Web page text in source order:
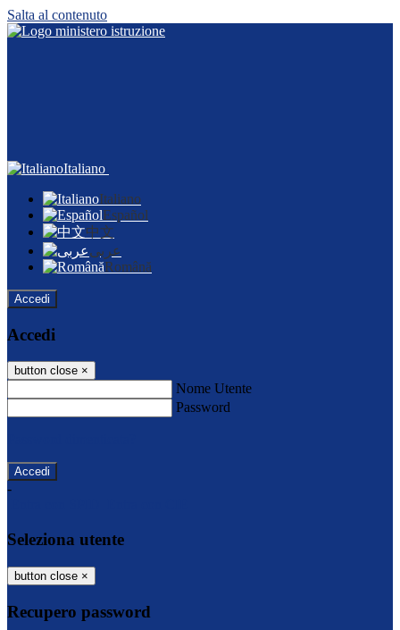
Salta al contenuto
Italiano
Italiano
Español
中文
عربى
Română
Accedi
Accedi
button close ×
Nome Utente
Password
-
Seleziona utente
button close ×
Recupero password